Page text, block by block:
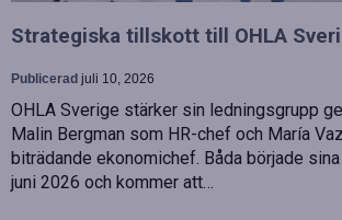
Strategiska tillskott till OHLA
Publicerad juli 10, 2026
OHLA Sverige stärker sin ledningsgrupp
Malin Bergman som HR-chef och María
biträdande ekonomichef. Båda började
juni 2026 och kommer att…